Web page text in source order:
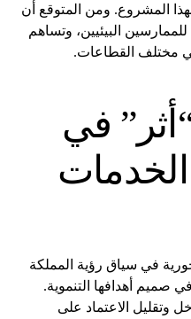
لهذا المشروع. ومن المتوقع أن
البيئيين، وتساهم
مختلف القطاعات.
في
في سياق رؤية المملكة
في صميم أهدافها التنموية.
وتقليل الاعتماد على